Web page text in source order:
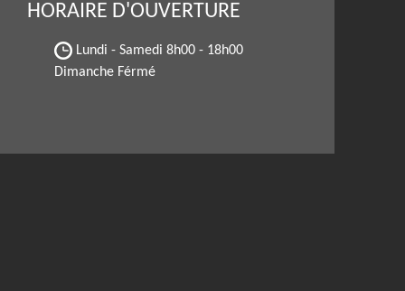
HORAIRE D'OUVERTURE
Lundi - Samedi 8h00 - 18h00
Dimanche Férmé